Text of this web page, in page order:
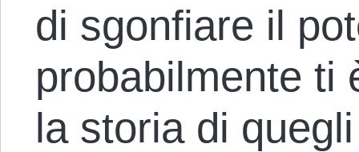
di sgonfiare il
probabilmente ti
la storia di